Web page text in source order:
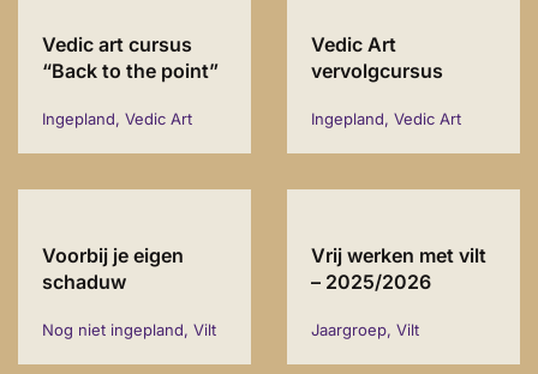
Vedic art cursus
“Back to the point”
Ingepland, Vedic Art
Vedic Art
vervolgcursus
Ingepland, Vedic Art
Voorbij je eigen
schaduw
Nog niet ingepland, Vilt
Vrij werken met vilt
– 2025/2026
Jaargroep, Vilt